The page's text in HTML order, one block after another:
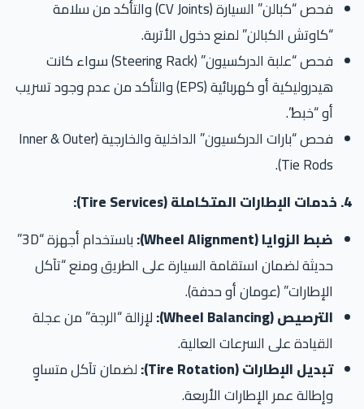
فحص “كبالن” السيارة (CV Joints) والتأكد من سلامة
“كاوتش الكبالن” لمنع دخول الأتربة.
فحص “علبة الدركسيون” (Steering Rack) سواء كانت
هيدروليكية أو كهربائية (EPS) والتأكد من عدم وجود تسريب
أو “خبط”.
فحص “بارات الدركسيون” الداخلية والخارجية (Inner & Outer
Tie Rods).
ضبط الزوايا (Wheel Alignment):
باستخدام أجهزة “3D”
حديثة لضمان استقامة السيارة على الطريق ومنع “تآكل
الإطارات” (عومان أو حدفة).
الترصيص (Wheel Balancing):
لإزالة “الرجة” من عجلة
القيادة على السرعات العالية.
تبديل الإطارات (Tire Rotation):
لضمان تآكل متساوٍ
وإطالة عمر الإطارات الأربعة.